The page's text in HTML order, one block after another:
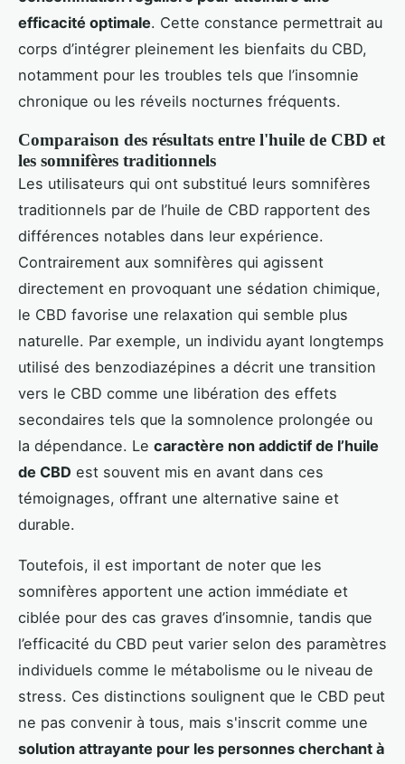
efficacité optimale. Cette constance permettrait au
corps d’intégrer pleinement les bienfaits du CBD,
notamment pour les troubles tels que l’insomnie
chronique ou les réveils nocturnes fréquents.
Comparaison des résultats entre l'huile de CBD et
les somnifères traditionnels
Les utilisateurs qui ont substitué leurs somnifères
traditionnels par de l’huile de CBD rapportent des
différences notables dans leur expérience.
Contrairement aux somnifères qui agissent
directement en provoquant une sédation chimique,
le CBD favorise une relaxation qui semble plus
naturelle. Par exemple, un individu ayant longtemps
utilisé des benzodiazépines a décrit une transition
vers le CBD comme une libération des effets
secondaires tels que la somnolence prolongée ou
la dépendance. Le caractère non addictif de l’huile
de CBD est souvent mis en avant dans ces
témoignages, offrant une alternative saine et
durable.
Toutefois, il est important de noter que les
somnifères apportent une action immédiate et
ciblée pour des cas graves d’insomnie, tandis que
l’efficacité du CBD peut varier selon des paramètres
individuels comme le métabolisme ou le niveau de
stress. Ces distinctions soulignent que le CBD peut
ne pas convenir à tous, mais s'inscrit comme une
solution attrayante pour les personnes cherchant à